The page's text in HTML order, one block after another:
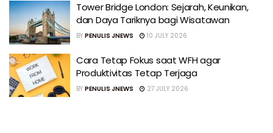
Tower Bridge London: Sejarah, Keunikan,
dan Daya Tariknya bagi Wisatawan
BY PENULIS JNEWS 10 JULY 2026
Cara Tetap Fokus saat WFH agar
Produktivitas Tetap Terjaga
BY PENULIS JNEWS 27 JULY 2026